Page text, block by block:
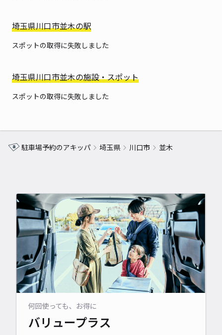
埼玉県川口市並木の駅
スポットの取得に失敗しました
埼玉県川口市並木の施設・スポット
スポットの取得に失敗しました
駐車場予約のアキッパ 埼玉県 川口市 並木
何回使っても、お得に
バリュープラス